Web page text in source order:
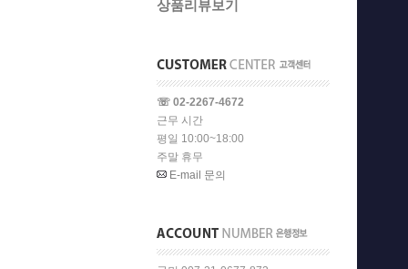
상품리뷰보기
☏ 02-2267-4672
근무 시간
평일 10:00~18:00
주말 휴무
E-mail 문의